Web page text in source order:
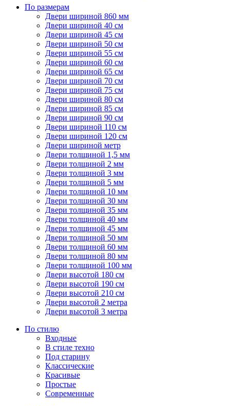
По размерам
Двери шириной 860 мм
Двери шириной 40 см
Двери шириной 45 см
Двери шириной 50 см
Двери шириной 55 см
Двери шириной 60 см
Двери шириной 65 см
Двери шириной 70 см
Двери шириной 75 см
Двери шириной 80 см
Двери шириной 85 см
Двери шириной 90 см
Двери шириной 110 см
Двери шириной 120 см
Двери шириной метр
Двери толщиной 1,5 мм
Двери толщиной 2 мм
Двери толщиной 3 мм
Двери толщиной 5 мм
Двери толщиной 10 мм
Двери толщиной 30 мм
Двери толщиной 35 мм
Двери толщиной 40 мм
Двери толщиной 45 мм
Двери толщиной 50 мм
Двери толщиной 60 мм
Двери толщиной 80 мм
Двери толщиной 100 мм
Двери высотой 180 см
Двери высотой 190 см
Двери высотой 210 см
Двери высотой 2 метра
Двери высотой 3 метра
По стилю
Входные
В стиле техно
Под старину
Классические
Красивые
Простые
Современные